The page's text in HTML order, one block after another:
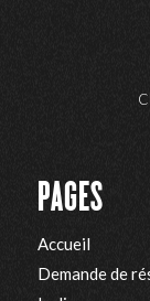
PAGES
Accueil
Demande de